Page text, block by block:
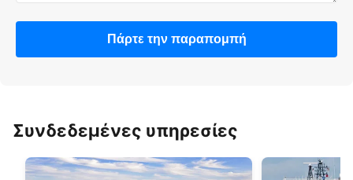
Πάρτε την παραπομπή
Συνδεδεμένες υπηρεσίες